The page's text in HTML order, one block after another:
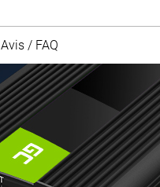
Avis / FAQ